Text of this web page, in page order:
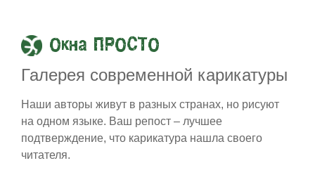
Окна ПРОСТО
Галерея современной карикатуры
Наши авторы живут в разных странах, но рисуют
на одном языке. Ваш репост – лучшее
подтверждение, что карикатура нашла своего
читателя.